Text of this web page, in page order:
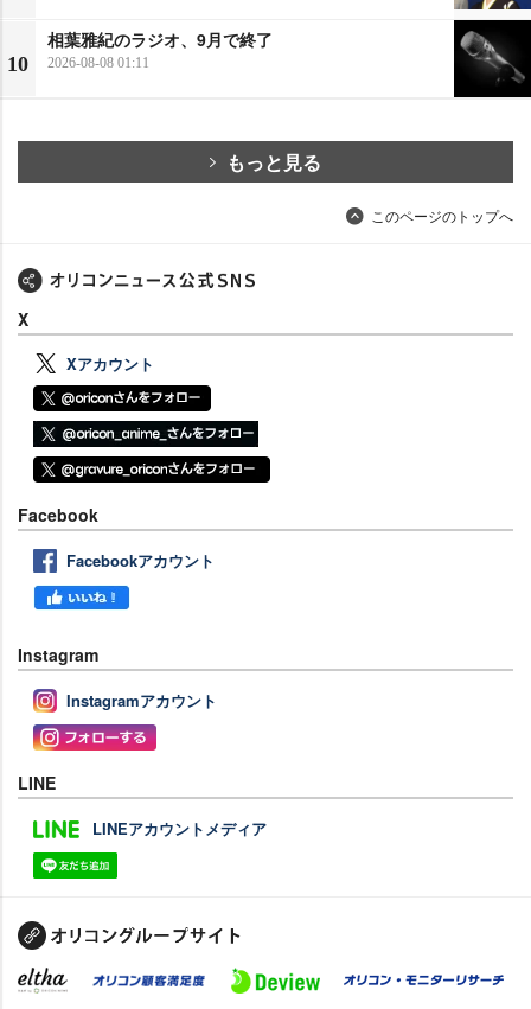
10
相葉雅紀のラジオ、9月で終了
2026-08-08 01:11
もっと見る
このページのトップへ
X
Xアカウント
Facebook
Facebookアカウント
Instagram
Instagramアカウント
LINE
LINEアカウントメディア